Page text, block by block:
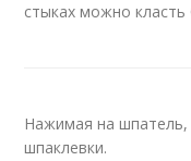
стыках можно
Нажимая на шпатель,
шпаклевки.